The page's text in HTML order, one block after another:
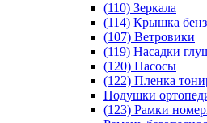
(110) Зеркала
(114) Крышка
(107) Ветровики
(119) Насадки
(120) Насосы
(122) Пленка
Подушки
(123) Рамки